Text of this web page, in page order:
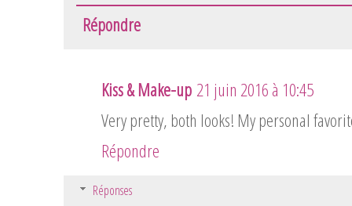
Répondre
Kiss & Make-up21 juin 2016 à 10:45
Very pretty, both looks! My personal
Répondre
Réponses